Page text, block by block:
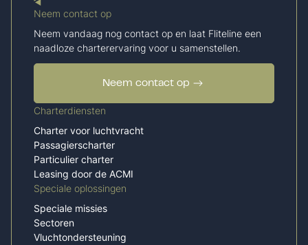
Neem contact op
Neem vandaag nog contact op en laat Fliteline een
naadloze charterervaring voor u samenstellen.
Neem contact op
Charterdiensten
Charter voor luchtvracht
Passagierscharter
Particulier charter
Leasing door de ACMI
Speciale oplossingen
Speciale missies
Sectoren
Vluchtondersteuning